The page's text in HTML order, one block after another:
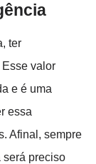
ter
valor
e é uma
essa
Afinal, sempre
será preciso